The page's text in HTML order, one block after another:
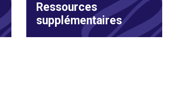
Ressources
supplémentaires